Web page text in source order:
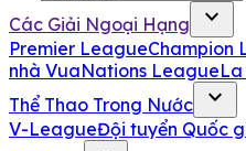
Các Giải Ngoại Hạng expand_more
Premier LeagueChampion
nhà VuaNations League
Thể Thao Trong Nước
expand_more
V-LeagueĐội tuyển Quốc